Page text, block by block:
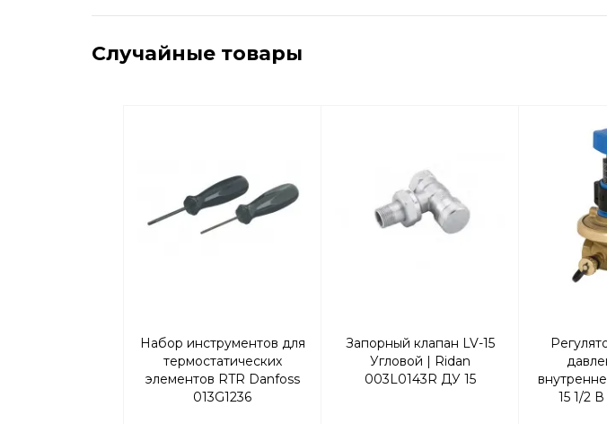
Случайные товары
Набор инструментов для
термостатических
элементов RTR Danfoss
013G1236
Запорный клапан LV-15
Угловой | Ridan
003L0143R ДУ 15
15 1/2